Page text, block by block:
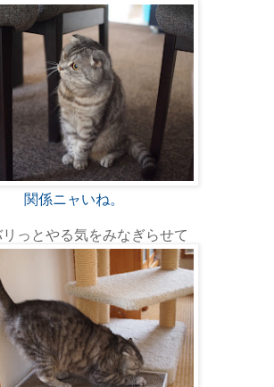
関係ニャいね。
っとやる気をみなぎらせて